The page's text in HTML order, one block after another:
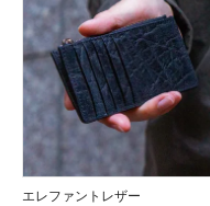
エレファントレザー